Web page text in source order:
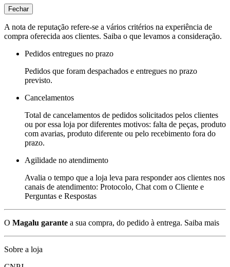
Fechar
A nota de reputação refere-se a vários critérios na experiência de
compra oferecida aos clientes. Saiba o que levamos a consideração.
Pedidos entregues no prazo
Pedidos que foram despachados e entregues no prazo
previsto.
Cancelamentos
Total de cancelamentos de pedidos solicitados pelos clientes
ou por essa loja por diferentes motivos: falta de peças, produto
com avarias, produto diferente ou pelo recebimento fora do
prazo.
Agilidade no atendimento
Avalia o tempo que a loja leva para responder aos clientes nos
canais de atendimento: Protocolo, Chat com o Cliente e
Perguntas e Respostas
O Magalu garante a sua compra, do pedido à entrega. Saiba mais
Sobre a loja